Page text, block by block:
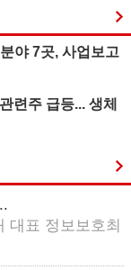
야 7곳, 사업보고
련주 급등... 생체
대표 정보보호최